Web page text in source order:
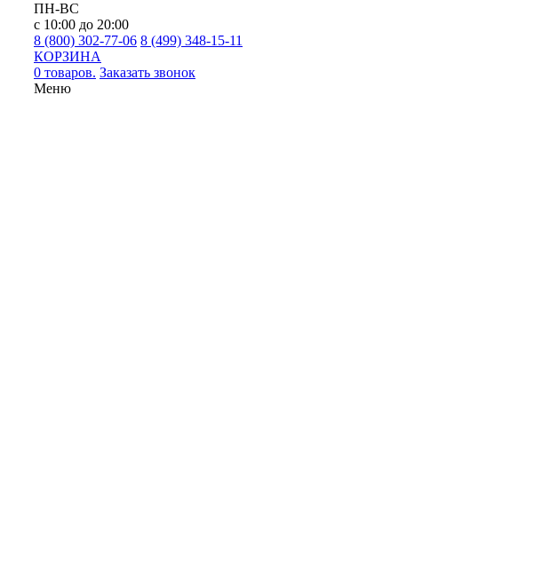
ПН-ВС
с 10:00 до 20:00
8 (800) 302-77-06 8 (499) 348-15-11
КОРЗИНА
0 товаров. Заказать звонок
Меню